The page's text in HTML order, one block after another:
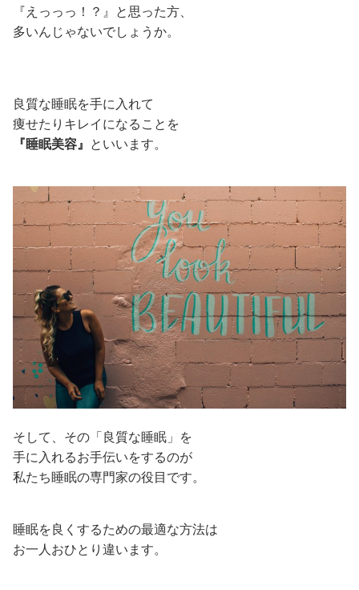
『えっっっ！？』と思った方、
多いんじゃないでしょうか。
良質な睡眠を手に入れて
痩せたりキレイになることを
『睡眠美容』 といいます。
そして、その「良質な睡眠」を
手に入れるお手伝いをするのが
私たち睡眠の専門家の役目です。
睡眠を良くするための最適な方法は
お一人おひとり違います。